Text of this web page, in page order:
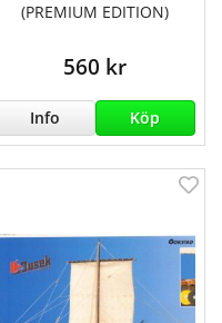
(PREMIUM EDITION)
560 kr
Info Köp